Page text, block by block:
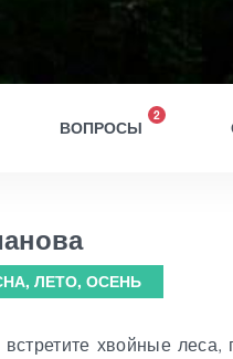
ВОПРОСЫ
2
ЛЕТО, ОСЕНЬ
встретите хвойные леса,